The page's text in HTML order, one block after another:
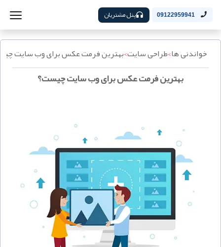
09122959941 پنل مشتریان
خواندنی ها>طراحی سایت>بهترین فرمت عکس برای وب سایت
بهترین فرمت عکس برای وب سایت چیست؟